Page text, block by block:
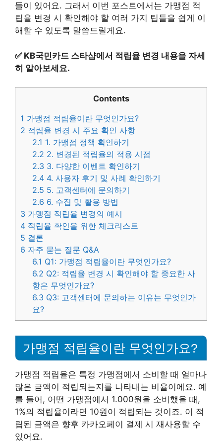
들이 있어요. 그래서 이번 포스트에서는 가맹점 적
립율 변경 시 확인해야 할 여러 가지 팁들을 쉽게 이
해할 수 있도록 말씀드릴게요.
✅ KB국민카드 스타샵에서 적립율 변경 내용을 자세
히 알아보세요.
Contents
1 가맹점 적립율이란 무엇인가요?
2 적립율 변경 시 주요 확인 사항
2.1 1. 가맹점 정책 확인하기
2.2 2. 변경된 적립율의 적용 시점
2.3 3. 다양한 이벤트 확인하기
2.4 4. 사용자 후기 및 사례 확인하기
2.5 5. 고객센터에 문의하기
2.6 6. 수집 및 활용 방법
3 가맹점 적립율 변경의 예시
4 적립율 확인을 위한 체크리스트
5 결론
6 자주 묻는 질문 Q&A
6.1 Q1: 가맹점 적립율이란 무엇인가요?
6.2 Q2: 적립율 변경 시 확인해야 할 중요한 사
항은 무엇인가요?
6.3 Q3: 고객센터에 문의하는 이유는 무엇인가
요?
가맹점 적립율이란 무엇인가요?
가맹점 적립율은 특정 가맹점에서 소비할 때 얼마나
많은 금액이 적립되는지를 나타내는 비율이에요. 예
를 들어, 어떤 가맹점에서 1.000원을 소비했을 때,
1%의 적립율이라면 10원이 적립되는 것이죠. 이 적
립된 금액은 향후 카카오페이 결제 시 재사용할 수
있어요.